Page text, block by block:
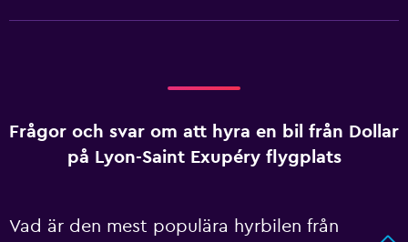
Frågor och svar om att hyra en bil från Dollar
på Lyon-Saint Exupéry flygplats
Vad är den mest populära hyrbilen från